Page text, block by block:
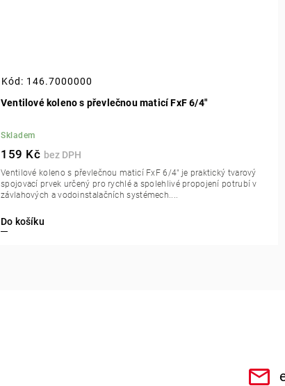
Ventilové koleno s převlečnou maticí FxF 6/4"
Skladem
159 Kč
Do košíku
Ventilové koleno s převlečnou maticí FxF 6/4" je praktický tvarový
spojovací prvek určený pro rychlé a spolehlivé propojení potrubí v
závlahových a vodoinstalačních systémech....
Kód: 146.7000000